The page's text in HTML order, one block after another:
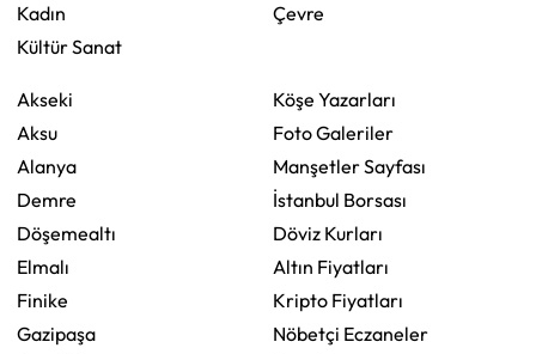
Kadın
Kültür Sanat
Çevre
Akseki
Aksu
Alanya
Demre
Döşemealtı
Elmalı
Finike
Gazipaşa
Köşe Yazarları
Foto Galeriler
Manşetler Sayfası
İstanbul Borsası
Döviz Kurları
Altın Fiyatları
Kripto Fiyatları
Nöbetçi Eczaneler